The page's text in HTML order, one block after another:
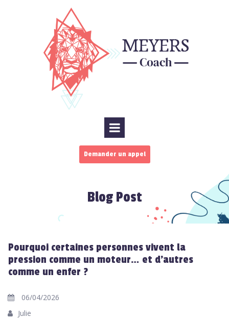
Demander un appel
Blog Post
Pourquoi certaines personnes vivent la
pression comme un moteur… et d’autres
comme un enfer ?
06/04/2026
Julie